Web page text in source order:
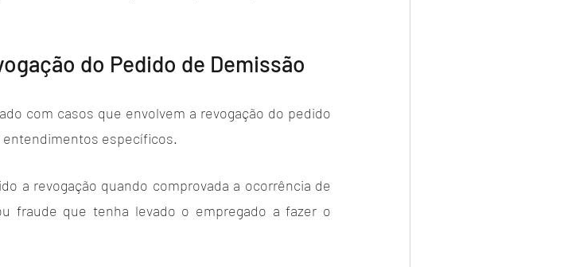
do Pedido de Demissão
com casos que envolvem a revogação do pedido
específicos.
a revogação quando comprovada a ocorrência de
fraude que tenha levado o empregado a fazer o